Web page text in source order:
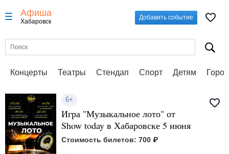
Афиша
Хабаровск
Добавить событие
Концерты Театры Стендап Спорт Детям
6+
Игра "Музыкальное лото" от
Show today в Хабаровске 5 июня
Стоимость билетов: 700 ₽